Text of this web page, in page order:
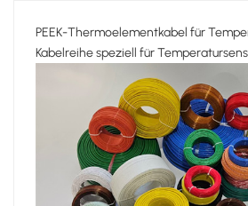
PEEK-Thermoelementkabel für
Kabelreihe speziell für